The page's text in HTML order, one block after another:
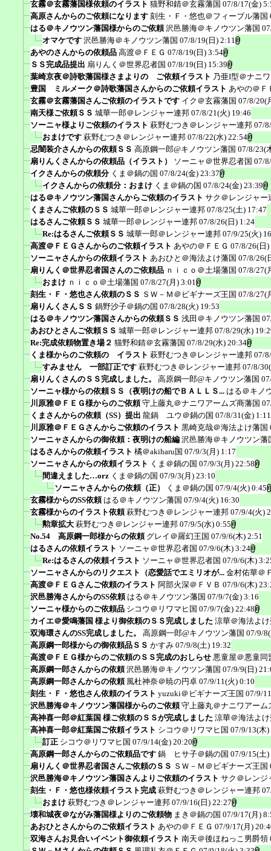
玄霧＠玄霧藩国様依頼のイラスト 猫野和錆＠玄霧藩国 07/8/17(金)
高原さんからのご依頼になります 刻生・Ｆ・悠也＠フィーブル藩国
はる＠キノウツン藩国様からのご依頼 沢邑勝海＠キノウツン藩国
オマケです 沢邑勝海＠キノウツン藩国 07/8/19(日) 2:11
あやのさんからの依頼品 高渡＠ＦＥＧ 07/8/19(日) 3:54
ＳＳ完成品提出 扇りんく＠世界忍者国 07/8/19(日) 15:39
葉崎京夜＠詩歌藩国様さまよりの ご依頼イラスト 乃亜I型＠ナニ
豊国 ミルメーク＠詩歌藩国さんからのご依頼イラスト あやの＠Ｆ
玄霧＠玄霧藩国さんご依頼のイラストです イク＠玄霧藩国 07/8/20(
南天様ご依頼ＳＳ 城華一郎＠レンジャー連邦 07/8/21(火) 19:46
ソーニャ様よりご依頼のイラスト 萩野むつき＠レンジャー連邦 07/
おまけです 萩野むつき＠レンジャー連邦 07/8/22(水) 22:54
忌闇装介さんからの依頼ＳＳ 高原鋼一郎@キノウツン藩国 07/8/23(
扇りんくさんからの依頼品（イラスト）
ソーニャ＠世界忍者国 07/
イクさんからの依頼分 くま＠鍋の国 07/8/24(金) 23:37
イクさんからの依頼分：おまけ くま＠鍋の国 07/8/24(金) 23:39
はる＠キノウツン藩国さんからご依頼のイラスト サク＠レンジャー
くまさんご依頼のＳＳ 城華一郎＠レンジャー連邦 07/8/25(土) 17:47
はるさんご依頼ＳＳ 城華一郎＠レンジャー連邦 07/8/26(日) 1:24
Re:はるさんご依頼ＳＳ 城華一郎＠レンジャー連邦 07/9/25(火)
高渡＠ＦＥＧさんからのご依頼イラスト あやの＠ＦＥＧ 07/8/26(日)
ソーニャさんからの依頼イラスト あおひと＠海法よけ藩国 07/8/26(
扇りんく＠世界忍者国さんのご依頼品 ｎｉｃｏ＠土場藩国 07/8/27(
おまけ ｎｉｃｏ＠土場藩国 07/8/27(月) 3:01
刻生・Ｆ・悠也さん依頼のＳＳ ＳＷ－Ｍ＠ビギナーズ王国 07/8/27(
扇りんくさんＳＳ 鍋野沙子＠鍋の国 07/8/28(火) 19:53
はる＠キノウツン藩国さんからの依頼ＳＳ 浅田＠キノウツン藩国
あおひとさんご依頼ＳＳ 城華一郎＠レンジャー連邦 07/8/29(水)
Re:完成依頼物置き場２ 猫野和錆＠玄霧藩国 07/8/29(水) 20:34
くま様からのご依頼の イラスト 萩野むつき＠レンジャー連邦 07/
すみません 一部訂正です 萩野むつき＠レンジャー連邦 07/8/
扇りんくさんのＳＳ完成しました。
高原鋼一郎@キノウツン藩国
ソーニャ様からの依頼ＳＳ（夜明けの船でＢＡＬＬＳ... はる＠キノ
川原雅＠ＦＥＧ様からのご依頼 守上藤丸＠ナニワアームズ商藩国
くまさんからの依頼（SS）提出 龍鍋 ユウ＠鍋の国 07/8/31(金) 1:11
川原雅＠ＦＥＧさんからご依頼のイラスト 黒崎克哉＠海法よけ藩国
ソーニャさんからの御依頼：夜明けの船編 沢邑勝海＠キノウツン藩
はるさんからの依頼イラスト 橘＠akiharu国 07/9/3(月) 1:17
ソーニャさんからの依頼イラスト くま＠鍋の国 07/9/3(月) 22:58
間違えました…orz くま＠鍋の国 07/9/3(月) 23:10
ソーニャさんからの依頼（正）
くま＠鍋の国 07/9/4(火) 0:45
玄霧様からのSS依頼 はる＠キノウツン藩国 07/9/4(火) 16:30
玄霧様からのイラスト依頼 萩野むつき＠レンジャー連邦 07/9/4(火)
勲章拡大 萩野むつき＠レンジャー連邦 07/9/5(水) 0:55
No.54 高原鋼一郎様からの依頼 グレイ＠羅幻王国 07/9/6(木) 2:51
はるさんの依頼イラスト ソーニャ＠世界忍者国 07/9/6(木) 3:24
Re:はるさんの依頼イラスト ソーニャ＠世界忍者国 07/9/6(木)
ソーニャさんからのリクエスト（恋愛話でエミリオが... 金村佑華＠
高渡＠ＦＥＧさんご依頼のイラスト 阿部火深＠ＦＶＢ 07/9/6(木)
沢邑勝海さんからのSS依頼 はる＠キノウツン藩国 07/9/7(金) 3:16
ソーニャ様からのご依頼品 シコウ＠リワマヒ国 07/9/7(金) 22:48
カイエ＠愛鳴藩国 様より御依頼のＳＳ完成しました 涼華＠海法よ
双海環さんのSS完成しました。
高原鋼一郎@キノウツン藩国 07/9/
高原鋼一郎様からの御依頼品ＳＳ かすみ 07/9/8(土) 19:32
高渡＠ＦＥＧ様からのご依頼のＳＳ完成のおしらせ 悪童屋＠悪童同
高原鋼一郎さんからの依頼 沢邑勝海＠キノウツン藩国 07/9/9(日)
高原鋼一郎さんからの依頼 風杜神奈＠暁の円卓 07/9/11(火) 0:10
刻生・Ｆ・悠也さん依頼のイラスト yuzuki＠ビギナーズ王国 07/9/
沢邑勝海＠キノウツン藩国様からのご依頼 守上藤丸＠ナニワアーム
高神喜一郎＠紅葉国 様ご依頼のＳＳが完成しました 涼華＠海法よ
高神喜一郎＠紅葉国ご依頼イラスト シコウ＠リワマヒ国 07/9/13(木)
訂正 シコウ＠リワマヒ国 07/9/14(金) 20:20
高原鋼一郎さんからのご依頼品です 鍋 ヒサ子＠鍋の国 07/9/15(土)
扇りんく＠世界忍者国さんご依頼のＳＳ ＳＷ－Ｍ＠ビギナーズ王国
沢邑勝海＠キノウツン藩国さんよりご依頼のイラスト サク＠レンジ
刻生・Ｆ・悠也様依頼イラスト完成 萩野むつき＠レンジャー連邦
おまけ 萩野むつき＠レンジャー連邦 07/9/16(日) 22:27
壊和城夜＠ながみ藩国様よりのご依頼物 まき＠鍋の国 07/9/17(月)
あおひとさんからのご依頼イラスト あやの＠ＦＥＧ 07/9/17(月)
双海さんお見合いイベント御依頼イラスト 南天＠後ほねっこ男爵領